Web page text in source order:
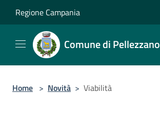
Regione Campania
Comune di Pellezzano
Home > Novità > Viabilità